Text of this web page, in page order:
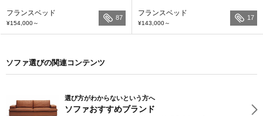
フランスベッド
¥154,000～
87
フランスベッド
¥143,000～
17
ソファ選びの関連コンテンツ
選び方がわからないという方へ
ソファおすすめブランド